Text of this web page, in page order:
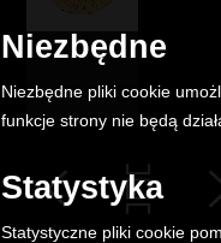
Niezbędne
Niezbędne pliki cookie
funkcje strony nie będą
Statystyka
Statystyczne pliki cookie